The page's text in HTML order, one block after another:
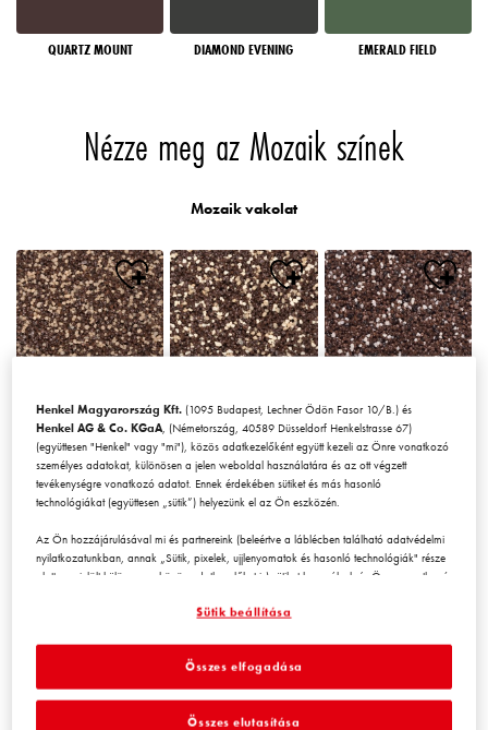
QUARTZ MOUNT DIAMOND EVENING EMERALD FIELD
Nézze meg az Mozaik színek
Mozaik vakolat
Chile1 Chile2 Chile3
Henkel Magyarország Kft.(1095 Budapest, Lechner Ödön Fasor 10/B.) és
Henkel AG & Co. KGaA , (Németország, 40589 Düsseldorf Henkelstrasse 67)
(együttesen "Henkel" vagy "mi"), közös adatkezelőként együtt kezeli az Önre vonatkozó
személyes adatokat, különösen a jelen weboldal használatára és az ott végzett
tevékenységre vonatkozó adatot. Ennek érdekében sütiket és más hasonló
technológiákat (együttesen „sütik”) helyezünk el az Ön eszközén.
Az Ön hozzájárulásával mi és partnereink (beleértve a láblécben található adatvédelmi
nyilatkozatunkban, annak „Sütik, pixelek, ujjlenyomatok és hasonló technológiák" része
alatt megjelöltkülön vagyközös
adatkezelőket is) sütiket használunk és Önre vonatkozó
optimalizálására, a weboldal használatát javító funkciók biztosítására
weboldal Ön (illetve a cég, amelynek Ön az alkalmazásában áll) általi használatát,
valamint a velünk folytatott kereskedelmi műveleteket, tevékenységeket, és ezek alapján
nyomon követjük termékeink harmadik fél weboldalán történő megvásárlását,
karbantartjuk az üzleti szereplőkre vonatkozó adatainkat, és egyéni profilokat hozunk
létre Önről, amelyeket harmadik felektől és más weboldalakról származó adatokkal
Sütik beállítása
Összes elutasítása
Összes elfogadása